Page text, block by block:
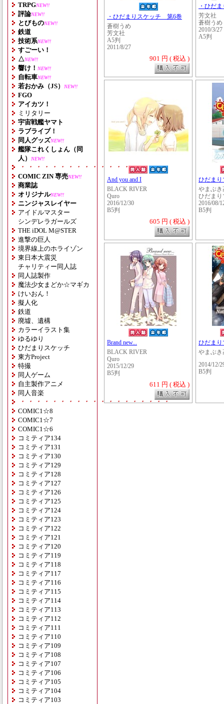
TRPGNEW!!
評論NEW!!
とびものNEW!!
鉄道
技術系NEW!!
すごーい！
△NEW!!
響け！ NEW!!
自転車NEW!!
若おかみ（JS） NEW!!
FGO
アイカツ！
ミリタリー
宇宙戦艦ヤマト
ラブライブ！
同人グッズNEW!!
艦隊これくしょん（同
人）
NEW!!
・・・・・・・・・・・・・・・・・・・
COMIC ZIN 専売NEW!!
商業誌
オリジナルNEW!!
ニンジャスレイヤー
アイドルマスター
シンデレラガールズ
THE iDOL M@STER
進撃の巨人
境界線上のホライゾン
東日本大震災
チャリティー同人誌
同人誌製作
魔法少女まどか☆マギカ
けいおん！
擬人化
鉄道
廃墟、遺構
カラーイラスト集
ゆるゆり
ひだまりスケッチ
東方Project
特撮
同人ゲーム
自主製作アニメ
同人音楽
・・・・・・・・・・・・・・・・・・・
COMIC1☆8
COMIC1☆7
COMIC1☆6
コミティア134
コミティア131
コミティア130
コミティア129
コミティア128
コミティア127
コミティア126
コミティア125
コミティア124
コミティア123
コミティア122
コミティア121
コミティア120
コミティア119
コミティア118
コミティア117
コミティア116
コミティア115
コミティア114
コミティア113
コミティア112
コミティア111
コミティア110
コミティア109
コミティア108
コミティア107
コミティア106
コミティア105
コミティア104
コミティア103
・ひだまりスケッチ 第6巻
蒼樹うめ
芳文社
A5判
2011/8/27
901 円 ( 税込 )
・ひだ
芳文社
蒼樹うめ
2010/3/27
A5判
And you and I
BLACK RIVER
Quro
2016/12/30
B5判
605 円 ( 税込 )
ひだまり
やまぶき
ひだまり
2016/08/
B5判
Brand new...
BLACK RIVER
Quro
2015/12/29
B5判
611 円 ( 税込 )
ひだまり
やまぶき
2014/12/
B5判